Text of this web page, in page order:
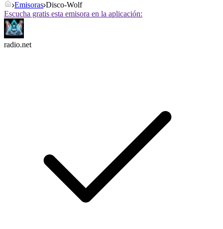
Emisoras Disco-Wolf
Escucha gratis esta emisora en la aplicación:
radio.net